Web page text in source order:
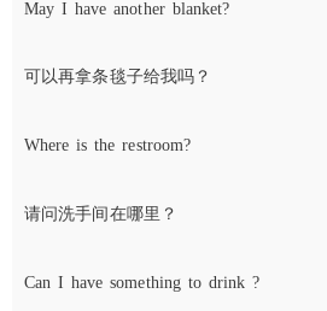
May I have another blanket?
可以再拿条毯子给我吗？
Where is the restroom?
请问洗手间在哪里？
Can I have something to drink ?